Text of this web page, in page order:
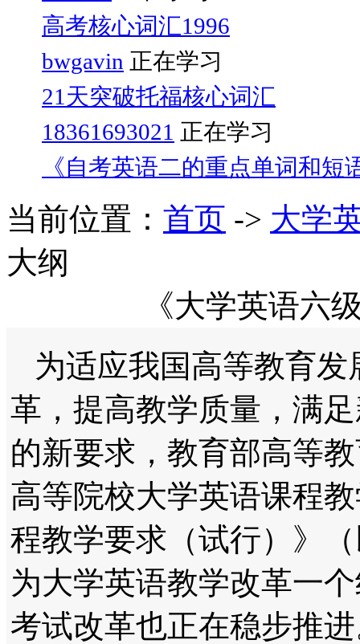
高考核心词汇1996
bwgavin 正在学习
21天突破托福核心词汇
18361693021 正在学习
《自考英语二的重点单词和短
当前位置： 首页 -> 大学
大纲
《大学英语六
为适应我国高等教育发
革，提高教学质量，满
的新要求，教育部高等
高等院校大学英语课程
程教学要求（试行）》
为大学英语教学改革一
考试改革也正在稳步推